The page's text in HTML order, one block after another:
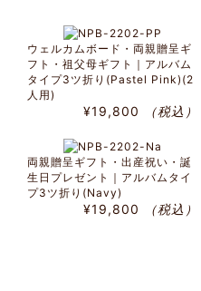
ウェルカムボード・両親贈呈ギ
フト・祖父母ギフト｜アルバム
タイプ3ツ折り(Pastel Pink)(2
人用)
¥19,800 （税込）
両親贈呈ギフト・出産祝い・誕
生日プレゼント｜アルバムタイ
プ3ツ折り(Navy)
¥19,800 （税込）